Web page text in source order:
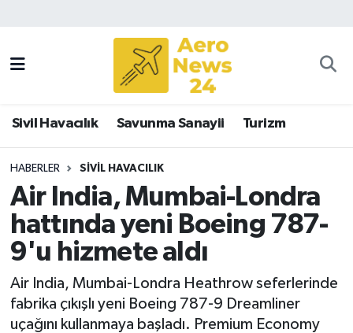
Sivil Havacılık Savunma Sanayii Turizm
HABERLER SIVIL HAVACILIK
Air India, Mumbai-Londra
hattında yeni Boeing 787-
9'u hizmete aldı
Air India, Mumbai-Londra Heathrow seferlerinde
fabrika çıkışlı yeni Boeing 787-9 Dreamliner
uçağını kullanmaya başladı. Premium Economy